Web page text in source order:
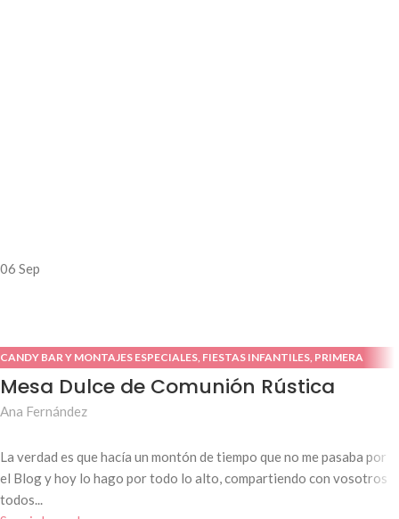
06 Sep
CANDY BAR Y MONTAJES ESPECIALES, FIESTAS INFANTILES, PRIMERA
COMUNIÓN
Mesa Dulce de Comunión Rústica
Ana Fernández
La verdad es que hacía un montón de tiempo que no me pasaba por
el Blog y hoy lo hago por todo lo alto, compartiendo con vosotros
todos...